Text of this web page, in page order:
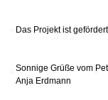
Das Projekt ist
Sonnige Grüßevom
Anja Erdmann